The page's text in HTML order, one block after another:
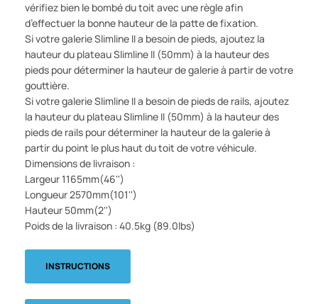
vérifiez bien le bombé du toit avec une règle afin
d’effectuer la bonne hauteur de la patte de fixation.
Si votre galerie Slimline II a besoin de pieds, ajoutez la
hauteur du plateau Slimline II (50mm) à la hauteur des
pieds pour déterminer la hauteur de galerie à partir de votre
gouttière.
Si votre galerie Slimline II a besoin de pieds de rails, ajoutez
la hauteur du plateau Slimline II (50mm) à la hauteur des
pieds de rails pour déterminer la hauteur de la galerie à
partir du point le plus haut du toit de votre véhicule.
Dimensions de livraison :
Largeur 1165mm(46'')
Longueur 2570mm(101'')
Hauteur 50mm(2'')
Poids de la livraison : 40.5kg (89.0lbs)
INSTRUCTIONS